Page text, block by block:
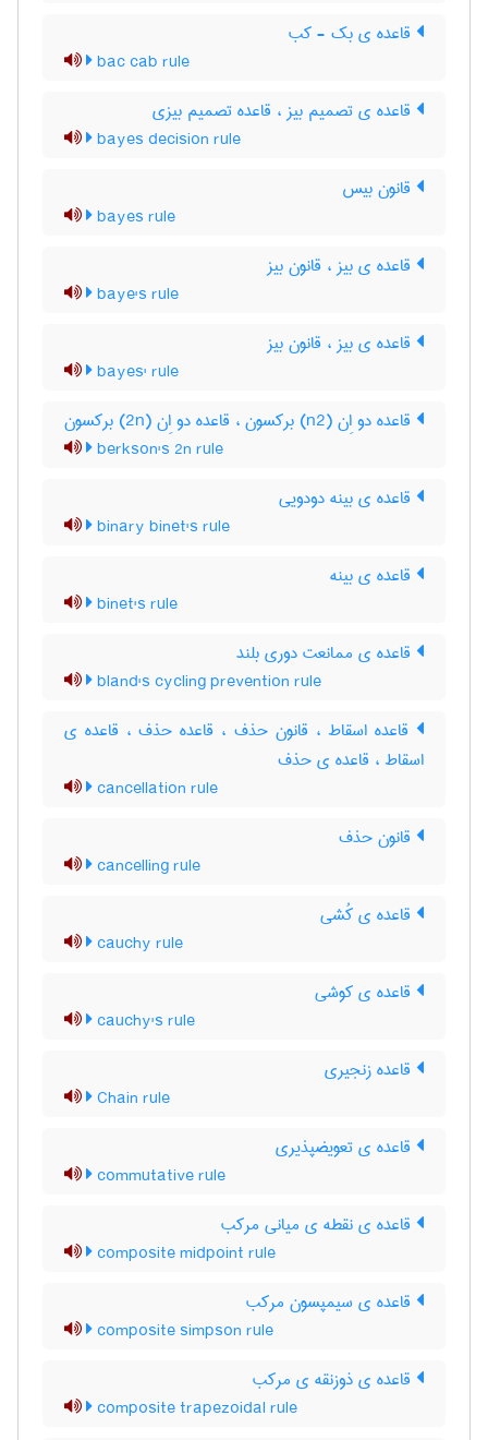
قاعده ی بک - کب
bac cab rule
قاعده ی تصمیم بیز ، قاعده تصمیم بیزی
bayes decision rule
قانون بیس
bayes rule
قاعده ی بیز ، قانون بیز
baye's rule
قاعده ی بیز ، قانون بیز
bayes' rule
قاعده دو اِن (n2) برکسون ، قاعده دو اِن (2n) برکسون
berkson's 2n rule
قاعده ی بینه دودویی
binary binet's rule
قاعده ی بینه
binet's rule
قاعده ی ممانعت دوری بلند
bland's cycling prevention rule
قاعده اسقاط ، قانون حذف ، قاعده حذف ، قاعده ی
اسقاط ، قاعده ی حذف
cancellation rule
قانون حذف
cancelling rule
قاعده ی کُشی
cauchy rule
قاعده ی کوشی
cauchy's rule
قاعده زنجیری
Chain rule
قاعده ی تعویضپذیری
commutative rule
قاعده ی نقطه ی میانی مرکب
composite midpoint rule
قاعده ی سیمپسون مرکب
composite simpson rule
قاعده ی ذوزنقه ی مرکب
composite trapezoidal rule